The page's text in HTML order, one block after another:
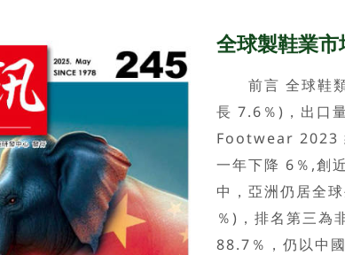
全球製鞋業
前言 全球鞋類
長 7.6％)，出口
Footwear 2023
一年下降 6％,創
中，亞洲仍居全
％)，排名第三為
88.7％，仍以中